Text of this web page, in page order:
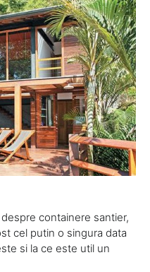
containere santier,
cel putin o singura data
si la ce este util un